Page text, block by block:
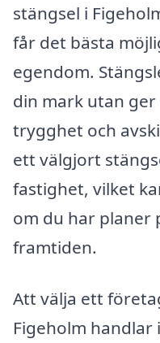
stängsel i
får det bästa
egendom.
din mark utan ger
trygghet och
ett välgjort
fastighet, vilket
om du har planer
framtiden.
Att välja ett
Figeholm